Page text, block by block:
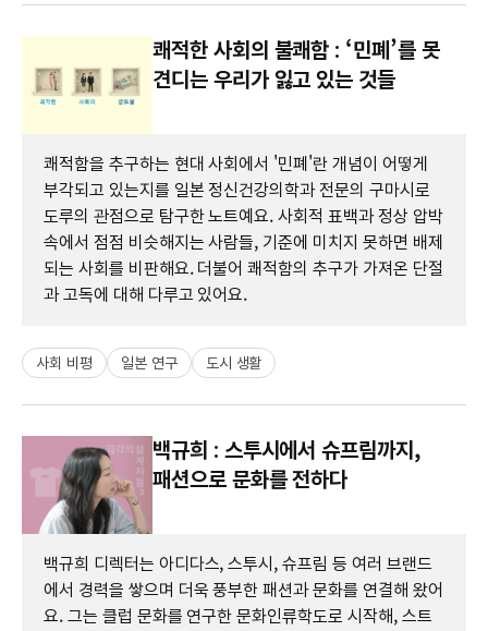
쾌적한 사회의 불쾌함 : ‘민폐’를 못
견디는 우리가 잃고 있는 것들
쾌적함을 추구하는 현대 사회에서 '민폐'란 개념이 어떻게
부각되고 있는지를 일본 정신건강의학과 전문의 구마시로
도루의 관점으로 탐구한 노트예요. 사회적 표백과 정상 압박
속에서 점점 비슷해지는 사람들, 기준에 미치지 못하면 배제
되는 사회를 비판해요. 더불어 쾌적함의 추구가 가져온 단절
과 고독에 대해 다루고 있어요.
사회 비평 일본 연구 도시 생활
백규희 : 스투시에서 슈프림까지,
패션으로 문화를 전하다
백규희 디렉터는 아디다스, 스투시, 슈프림 등 여러 브랜드
에서 경력을 쌓으며 더욱 풍부한 패션과 문화를 연결해 왔어
요. 그는 클럽 문화를 연구한 문화인류학도로 시작해, 스트